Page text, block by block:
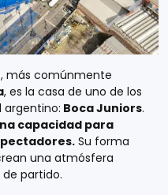
, más comúnmente
, es la casa de uno de los
argentino: Boca Juniors.
capacidad para
Su forma
una atmósfera
partido.